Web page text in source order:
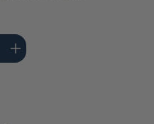
für Default
Title